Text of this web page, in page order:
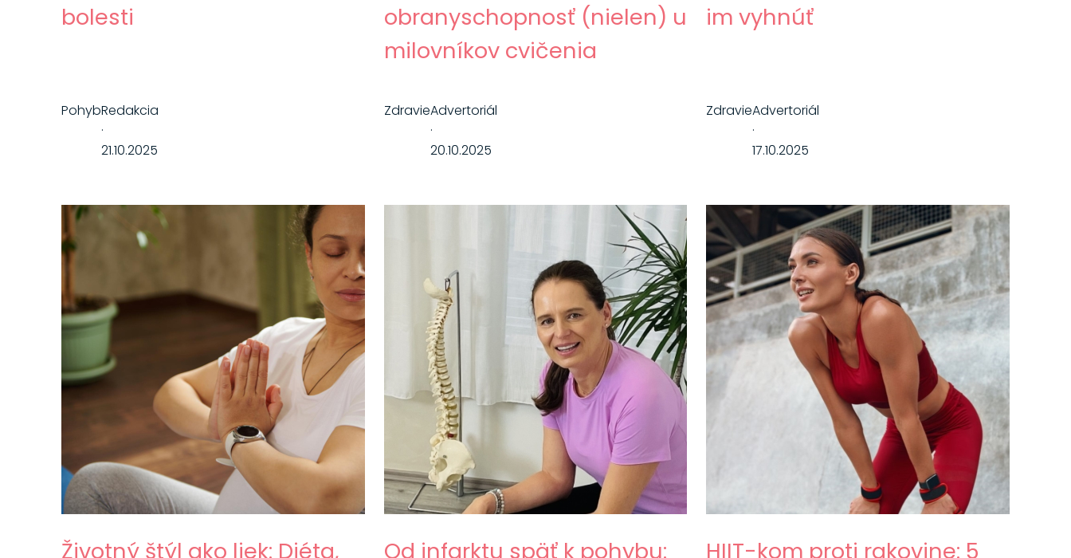
bolesti
PohybRedakcia
·
21.10.2025
obranyschopnosť (nielen) u
milovníkov cvičenia
ZdravieAdvertoriál
·
20.10.2025
im vyhnúť
ZdravieAdvertoriál
·
17.10.2025
Životný štýl ako liek: Diéta, Od infarktu späť k pohybu: HIIT-kom proti rakovine: 5